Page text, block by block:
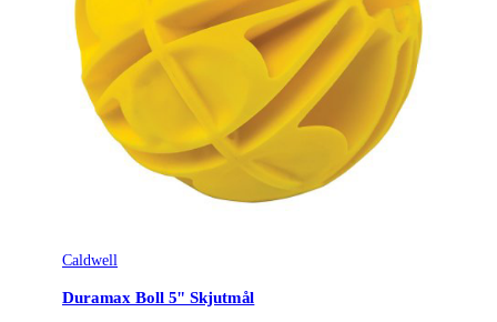
Caldwell
Duramax Boll 5" Skjutmål